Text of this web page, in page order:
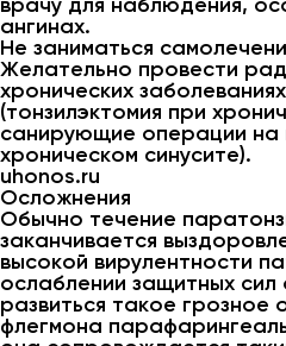
ангинах.
Не заниматься
Желательно провести
хронических
(тонзилэктомия при
санирующие операции на
хроническом синусите).
uhonos.ru
Осложнения
Обычно течение
заканчивается
высокой вирулентности
ослаблении защитных
развиться такое грозное
флегмона